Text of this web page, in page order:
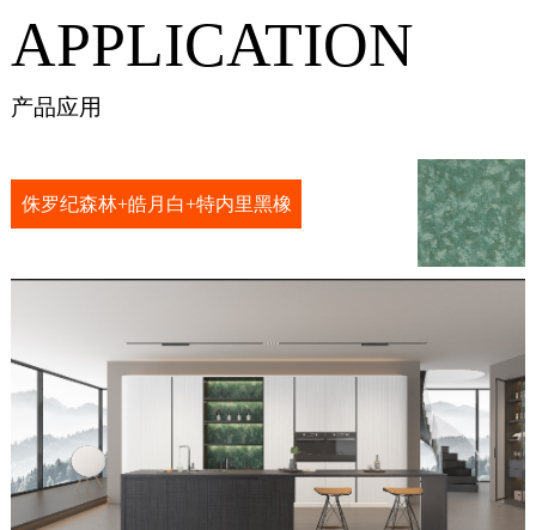
APPLICATION
产品应用
侏罗纪森林+皓月白+特内里黑橡